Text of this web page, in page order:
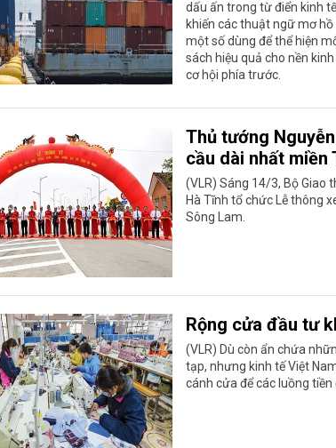
dấu ấn trong từ điển kinh
khiến các thuật ngữ mơ
một số dùng để thể hiện
sách hiệu quả cho nền
cơ hội phía trước.
Thủ tướng
cầu dài nhất miền
(VLR) Sáng 14/3, Bộ Giao
Hà Tĩnh tổ chức Lễ thông
Sông Lam.
Rộng cửa đầu tư
(VLR) Dù còn ẩn chứa
tạp, nhưng kinh tế Việt
cánh cửa để các luồng tiền